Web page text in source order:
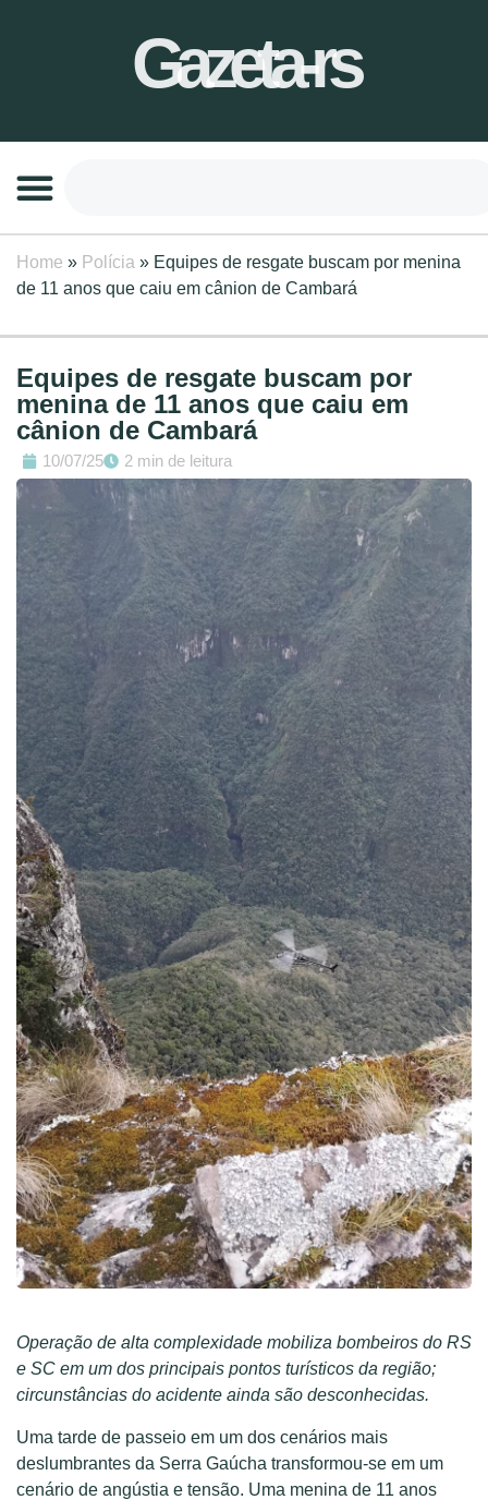
Gazeta-rs
Home » Polícia » Equipes de resgate buscam por menina
de 11 anos que caiu em cânion de Cambará
Equipes de resgate buscam por
menina de 11 anos que caiu em
cânion de Cambará
10/07/25 2 min de leitura
Operação de alta complexidade mobiliza bombeiros do RS
e SC em um dos principais pontos turísticos da região;
circunstâncias do acidente ainda são desconhecidas.
Uma tarde de passeio em um dos cenários mais
deslumbrantes da Serra Gaúcha transformou-se em um
cenário de angústia e tensão. Uma menina de 11 anos